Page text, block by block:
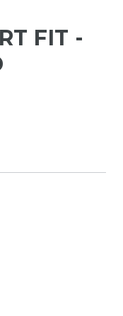
FIT -